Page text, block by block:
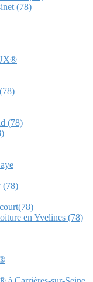
(78)
(78)
(78)
en Yvelines (78)